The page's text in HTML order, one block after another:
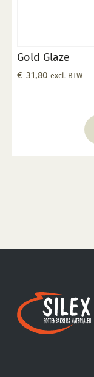
Gold Glaze
€ 31,80 excl. BTW